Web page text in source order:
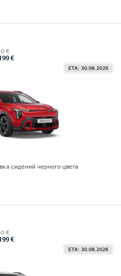
€
€
ETA: 30.08.2026
сидений черного цвета
€
€
ETA: 30.08.2026